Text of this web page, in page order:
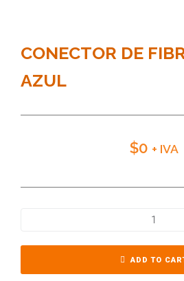
CONECTOR DE
AZUL
$0 + IVA
ADD TO